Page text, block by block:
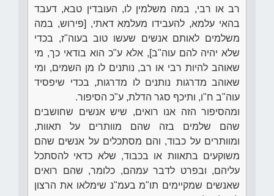
רב או רבי, במה משלמין לו, העובדין טבא, דעבד
בהאי עלמא, להעבידו מעלמא דאתי, [פירוש, במה
משלמים לאותם אנשים שעשו טוב בעוה"ז, בכדי
שלא יהיה להם עוה"ב], אלא ע"כ הוא בודאי כך, מי
שאוהב להיות רבי או רב, נותנים לו מן השמים, ומי
שאוהב מדרגות נותנים לו מדרגות, בכדי שיפסיד
עוה"ב ח"ו, ותיכף סגר הדלת, ע"כ הסיפור.
ומהסיפור הזה אנו רואים, שיש אנשים שחושבים
שהם שלמים בזה שהם מוותרים על תאוות,
ומוותרים על כבוד, והם מסתכלים על אנשים שהם
משוקעים בתאוות או בכבוד, שלא כדאי להסתכל
עליהם, ובפרט לדבר עמהם, כלומר, שהם רואים
שאנשים שמקיימים תו"מ בעמ"נ שימלאו את הרצון